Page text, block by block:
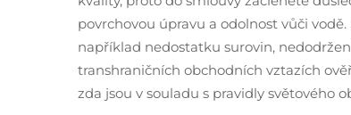
povrchovou úpravu a odolnost vůči
například nedostatku surovin,
transhraničních obchodních vztazích
zda jsou v souladu s pravidly světového